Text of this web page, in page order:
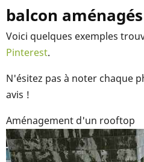
balcon aménagés
Voici quelques exemples
Pinterest.
N'ésitez pas à noter chaque
avis !
Aménagement d'un rooftop